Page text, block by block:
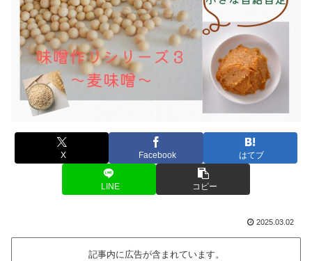
X Facebook はてブ
LINE コピー
2025.03.02
記事内に広告が含まれています。